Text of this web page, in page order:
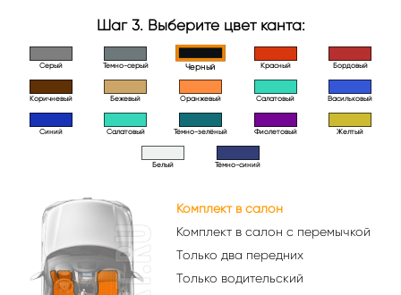
Шаг 3. Выберите цвет канта:
Серый Темно-серый Черный Красный Бордовый
Коричневый Бежевый Оранжевый Салатовый Васильковый
Синий Салатовый Тёмно-зелёный Фиолетовый Желтый
Белый Тёмно-синий
Комплект в салон
Комплект в салон с перемычкой
Только два передних
Только водительский